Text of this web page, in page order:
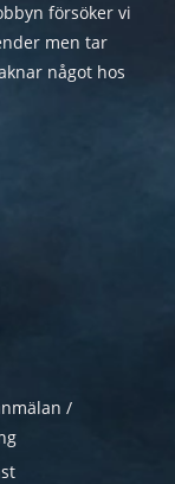
försöker vi
men tar
något hos
/